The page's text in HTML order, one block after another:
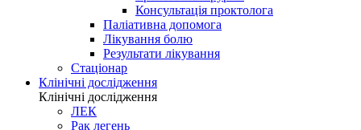
Консультація проктолога
Паліативна допомога
Лікування болю
Результати лікування
Стаціонар
Клінічні дослідження
Клінічні дослідження
ЛЕК
Рак легень